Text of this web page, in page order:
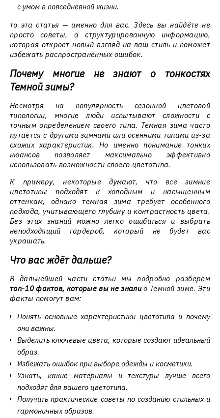
с умом в повседневной жизни.
то эта статья — именно для вас. Здесь вы найдёте не
просто советы, а структурированную информацию,
которая откроет новый взгляд на ваш стиль и поможет
избежать распространённых ошибок.
Почему многие не знают о тонкостях
Темной зимы?
Несмотря на популярность сезонной цветовой
типологии, многие люди испытывают сложности с
точным определением своего типа. Темная зима часто
путается с другими зимними или осенними типами из-за
схожих характеристик. Но именно понимание тонких
нюансов позволяет максимально эффективно
использовать возможности своего цветотипа.
К примеру, некоторые думают, что все зимние
цветотипы подходят к холодным и насыщенным
оттенкам, однако темная зима требует особенного
подхода, учитывающего глубину и контрастность цвета.
Без этих знаний можно легко ошибиться и выбрать
неподходящий гардероб, который не будет вас
украшать.
Что вас ждёт дальше?
В дальнейшей части статьи мы подробно разберём
топ-10 фактов, которые вы не зналио Темной зиме. Эти
факты помогут вам:
Понять основные характеристики цветотипа и почему
они важны.
Выделить ключевые цвета, которые создают идеальный
образ.
Избежать ошибок при выборе одежды и косметики.
Узнать, какие материалы и текстуры лучше всего
подходят для вашего цветотипа.
Получить практические советы по созданию стильных и
гармоничных образов.